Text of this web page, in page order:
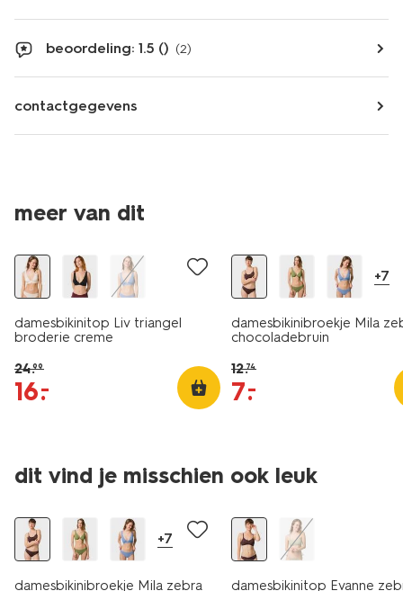
beoordeling: 1.5 () (2)
contactgegevens
meer van dit
korting
damesbikinitop Liv triangel
broderie creme
24.99
16.
–
+7
damesbikinibroekje Mila
chocoladebruin
12.74
7.
–
dit vind je misschien ook leuk
sale
+7
damesbikinibroekje Mila zebra
sale
damesbikinitop Evanne